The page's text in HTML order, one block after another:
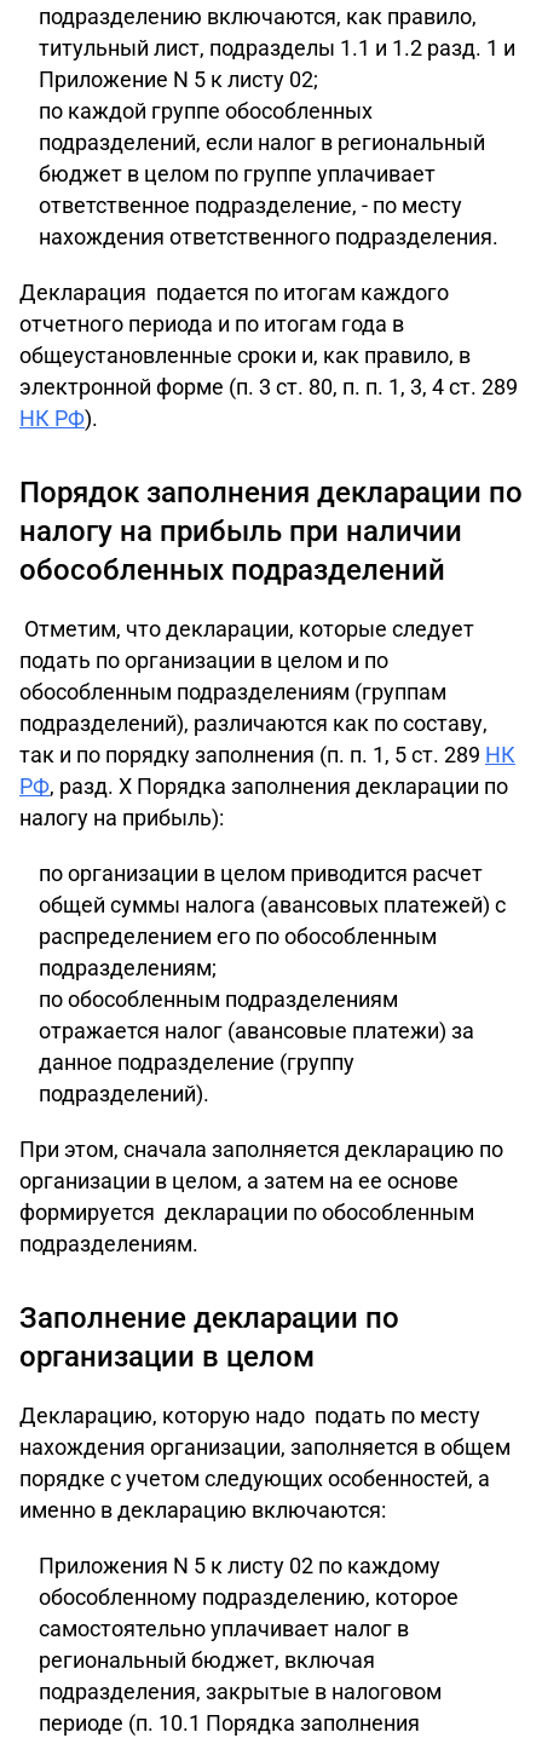
подразделению включаются, как правило,
титульный лист, подразделы 1.1 и 1.2 разд. 1 и
Приложение N 5 к листу 02;
по каждой группе обособленных
подразделений, если налог в региональный
бюджет в целом по группе уплачивает
ответственное подразделение, - по месту
нахождения ответственного подразделения.
Декларация подается по итогам каждого
отчетного периода и по итогам года в
общеустановленные сроки и, как правило, в
электронной форме (п. 3 ст. 80, п. п. 1, 3, 4 ст. 289
НК РФ).
Порядок заполнения декларации по
налогу на прибыль при наличии
обособленных подразделений
Отметим, что декларации, которые следует
подать по организации в целом и по
обособленным подразделениям (группам
подразделений), различаются как по составу,
так и по порядку заполнения (п. п. 1, 5 ст. 289 НК
РФ, разд. X Порядка заполнения декларации по
налогу на прибыль):
по организации в целом приводится расчет
общей суммы налога (авансовых платежей) с
распределением его по обособленным
подразделениям;
по обособленным подразделениям
отражается налог (авансовые платежи) за
данное подразделение (группу
подразделений).
При этом, сначала заполняется декларацию по
организации в целом, а затем на ее основе
формируется декларации по обособленным
подразделениям.
Заполнение декларации по
организации в целом
Декларацию, которую надо подать по месту
нахождения организации, заполняется в общем
порядке с учетом следующих особенностей, а
именно в декларацию включаются:
Приложения N 5 к листу 02 по каждому
обособленному подразделению, которое
самостоятельно уплачивает налог в
региональный бюджет, включая
подразделения, закрытые в налоговом
периоде (п. 10.1 Порядка заполнения